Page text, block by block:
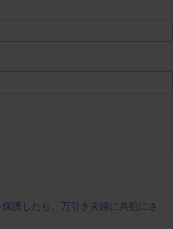
保護したら、万引き夫婦に共犯にさ